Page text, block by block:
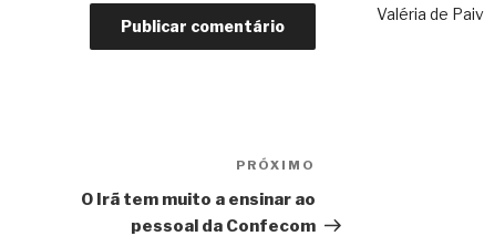
PRÓXIMO
O Irã tem muito a ensinar ao
pessoal da Confecom
Valéria de